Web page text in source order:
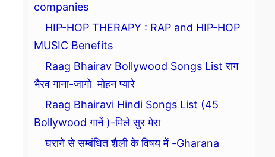
companies
HIP-HOP THERAPY : RAP and HIP-HOP
MUSIC Benefits
Raag Bhairav Bollywood Songs List राग
भैरव गाना-जागो मोहन प्यारे
Raag Bhairavi Hindi Songs List (45
Bollywood गानें )-मिले सुर मेरा
घराने से सम्बंधित शैली के विषय में -Gharana